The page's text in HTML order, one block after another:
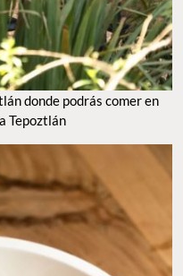
PODRÁS COMER EN MEDIO DE UN
TEPOZTLÁN